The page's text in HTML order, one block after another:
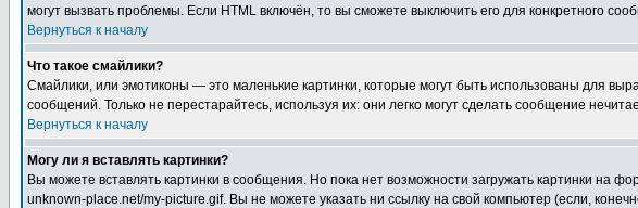
могут вызвать проблемы. Если HTML включён, то вы сможете выключить его для конкретного
Вернуться к началу
Что такое смайлики?
Смайлики, или эмотиконы — это маленькие картинки, которые могут быть использованы для
сообщений. Только не перестарайтесь, используя их: они легко могут сделать сообщение
Вернуться к началу
Могу ли я вставлять картинки?
Вы можете вставлять картинки в сообщения. Но пока нет возможности загружать картинки на
unknown-place.net/my-picture.gif. Вы не можете указать ни ссылку на свой компьютер (если,